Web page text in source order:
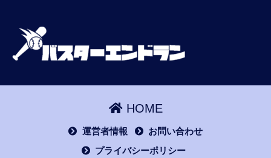
HOME
運営者情報 お問い合わせ
プライバシーポリシー